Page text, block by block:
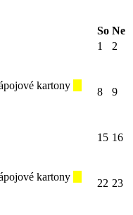
So Ne
1 2
kartony
8 9
15 16
kartony
22 23